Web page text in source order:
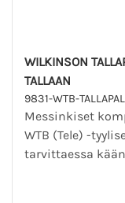
WILKINSON
TALLAAN
9831-WTB-
Messinkiset
WTB (Tele) -
tarvittaessa